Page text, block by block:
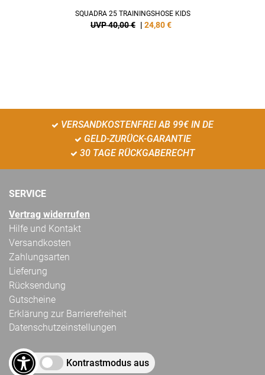
SQUADRA 25 TRAININGSHOSE KIDS
UVP 40,00 € | 24,80€
VERSANDKOSTENFREI AB 99€ IN DE
GELD-ZURÜCK-GARANTIE
30 TAGE RÜCKGABERECHT
SERVICE
Vertrag widerrufen
Hilfe und Kontakt
Versandkosten
Zahlungsarten
Lieferung
Rücksendung
Gutscheine
Erklärung zur Barrierefreiheit
Datenschutzeinstellungen
Kontrastmodus aus